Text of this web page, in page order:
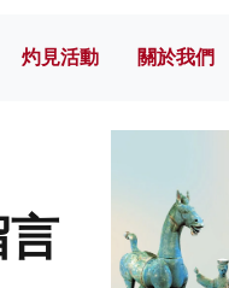
灼見活動 關於我們